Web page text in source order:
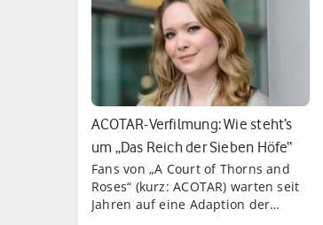
ACOTAR-Verfilmung: Wie steht’s
um „Das Reich der Sieben Höfe“
als…
Fans von „A Court of Thorns and
Roses“ (kurz: ACOTAR) warten seit
Jahren auf eine Adaption der